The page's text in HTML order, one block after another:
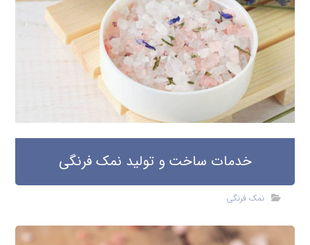
خدمات ساخت و تولید نمک فرنگی
نمک فرنگی